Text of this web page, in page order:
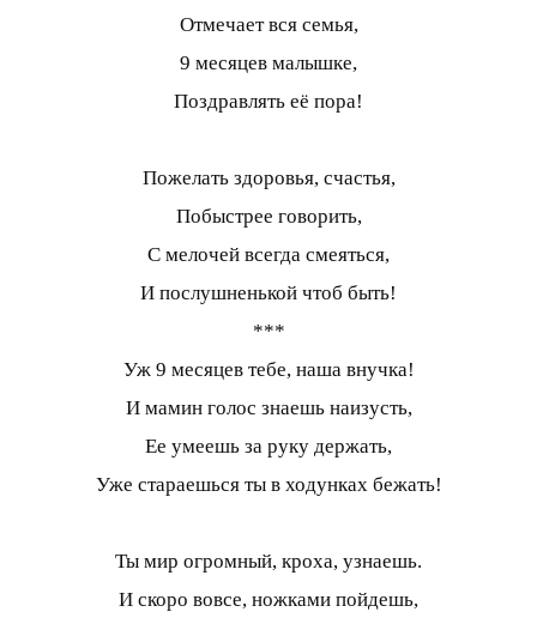
Отмечает вся семья,
9 месяцев малышке,
Поздравлять её пора!
Пожелать здоровья, счастья,
Побыстрее говорить,
С мелочей всегда смеяться,
И послушненькой чтоб быть!
***
Уж 9 месяцев тебе, наша внучка!
И мамин голос знаешь наизусть,
Ее умеешь за руку держать,
Уже стараешься ты в ходунках бежать!
Ты мир огромный, кроха, узнаешь.
И скоро вовсе, ножками пойдешь,